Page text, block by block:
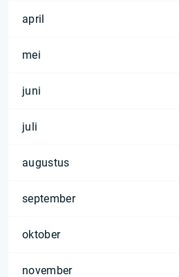
april
mei
juni
juli
augustus
september
oktober
november